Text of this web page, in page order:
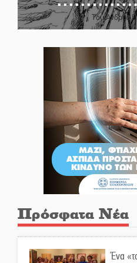
Του Ανδρέα
Πρόσφατα Νέα
Ένα